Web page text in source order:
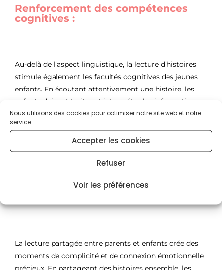
Nous utilisons des cookies pour optimiser notre site web et notre
service.
Accepter les cookies
Refuser
Voir les préférences
Renforcement des compétences
cognitives :
Au-delà de l’aspect linguistique, la lecture d’histoires
stimule également les facultés cognitives des jeunes
enfants. En écoutant attentivement une histoire, les
enfants doivent traiter et interpréter les informations
présentées, exercer leur mémoire en se rappelant des
détails de l’histoire, et développer leur capacité à
raisonner et à résoudre des problèmes en faisant des
prédictions sur le dénouement de l’intrigue.
La lecture partagée entre parents et enfants crée des
moments de complicité et de connexion émotionnelle
précieux. En partageant des histoires ensemble, les